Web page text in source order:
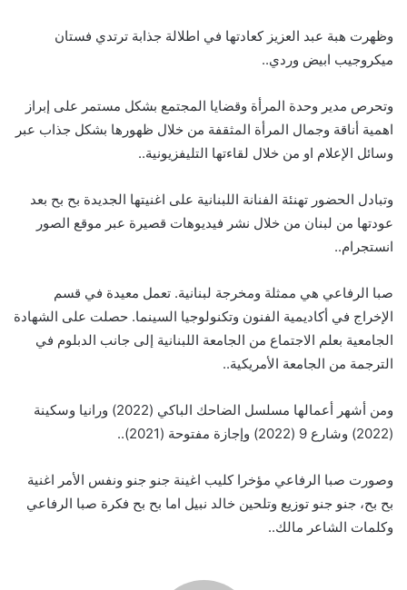
وظهرت هبة عبد العزيز كعادتها في اطلالة جذابة ترتدي فستان
ميكروجيب ابيض وردي..
وتحرص مدير وحدة المرأة وقضايا المجتمع بشكل مستمر على إبراز
اهمية أناقة وجمال المرأة المثقفة من خلال ظهورها بشكل جذاب عبر
وسائل الإعلام او من خلال لقاءتها التليفزيونية..
وتبادل الحضور تهنئة الفنانة اللبنانية على اغنيتها الجديدة بح بح بعد
عودتها من لبنان من خلال نشر فيديوهات قصيرة عبر موقع الصور
انستجرام..
صبا الرفاعي هي ممثلة ومخرجة لبنانية. تعمل معيدة في قسم
الإخراج في أكاديمية الفنون وتكنولوجيا السينما. حصلت على الشهادة
الجامعية بعلم الاجتماع من الجامعة اللبنانية إلى جانب الدبلوم في
الترجمة من الجامعة الأمريكية..
ومن أشهر أعمالها مسلسل الضاحك الباكي (2022) ورانيا وسكينة
(2022) وشارع 9 (2022) وإجازة مفتوحة (2021)..
وصورت صبا الرفاعي مؤخرا كليب اغينة جنو جنو ونفس الأمر اغنية
بح بح، جنو جنو توزيع وتلحين خالد نبيل اما بح بح فكرة صبا الرفاعي
وكلمات الشاعر مالك..